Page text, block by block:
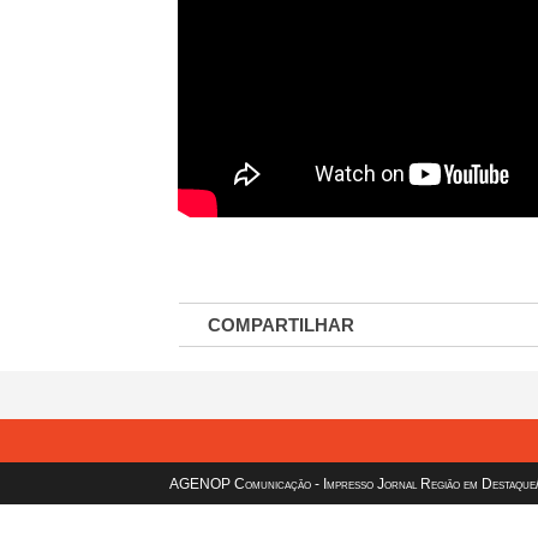
COMPARTILHAR
AGENOP Comunicação - Impresso Jornal Região em